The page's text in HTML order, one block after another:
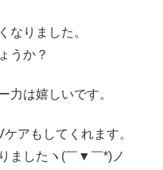
なりました。
うか？
力は嬉しいです。
アもしてくれます。
ましたヽ(￣▼￣*)ノ